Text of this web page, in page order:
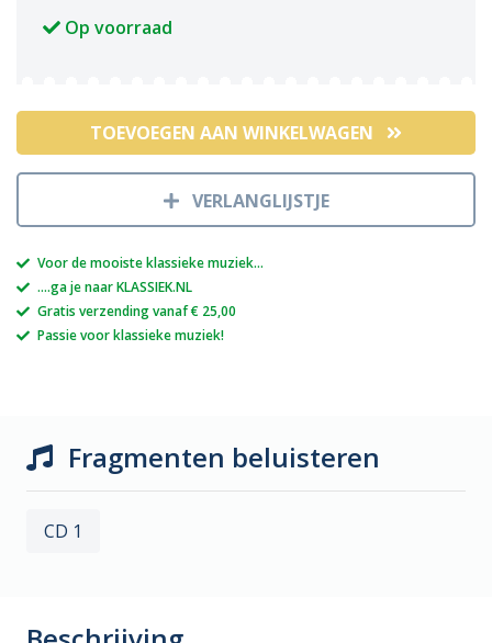
Op voorraad
TOEVOEGEN AAN WINKELWAGEN
VERLANGLIJSTJE
Voor de mooiste klassieke muziek...
....ga je naar KLASSIEK.NL
Gratis verzending vanaf € 25,00
Passie voor klassieke muziek!
Fragmenten beluisteren
CD 1